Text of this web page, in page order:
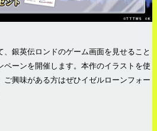
銀英伝ロンドのゲーム画面を見せること
ーンを開催します。本作のイラストを使
ご興味がある方はぜひイゼルローンフォー